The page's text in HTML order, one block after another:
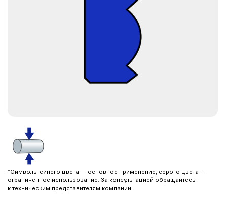
для статического применения,
подходит для широкого диапазона
давлений
При заказе данного уплотнения
необходимо указывать направление
воздействия давления (изнутри или
снаружи)
*Символы синего цвета — основное применение, серого цвета —
ограниченное использование. За консультацией обращайтесь